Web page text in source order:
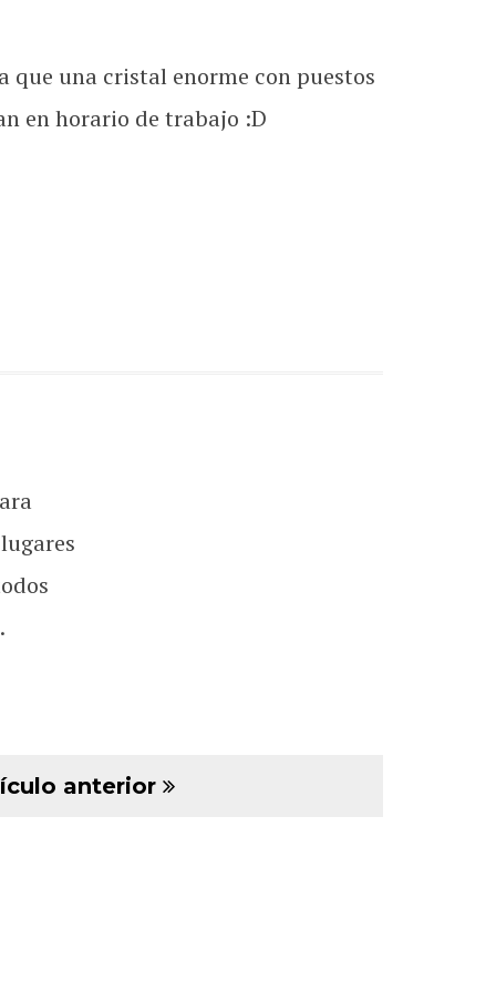
que una cristal enorme con puestos
en horario de trabajo :D
anterior